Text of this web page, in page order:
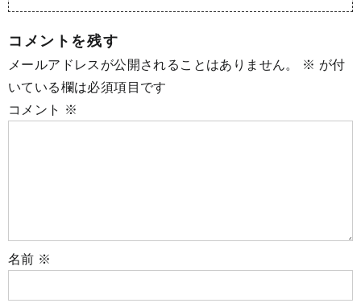
コメントを残す
メールアドレスが公開されることはありません。 ※ が付
いている欄は必須項目です
コメント ※
名前 ※